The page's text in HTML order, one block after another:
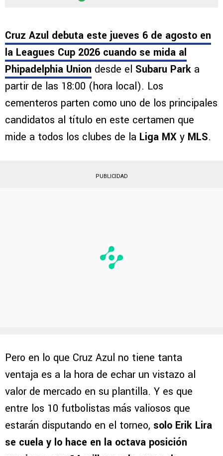
Cruz Azul debuta este jueves 6 de agosto en
la Leagues Cup 2026 cuando se mida al
Phipadelphia Union desde el Subaru Park a
partir de las 18:00 (hora local). Los
cementeros parten como uno de los principales
candidatos al título en este certamen que
mide a todos los clubes de la Liga MX y MLS.
PUBLICIDAD
Pero en lo que Cruz Azul no tiene tanta
ventaja es a la hora de echar un vistazo al
valor de mercado en su plantilla. Y es que
entre los 10 futbolistas más valiosos que
estarán disputando en el torneo, solo Erik Lira
se cuela y lo hace en la octava posición